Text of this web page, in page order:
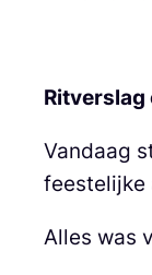
Vandaag
feestelijke
Alles was